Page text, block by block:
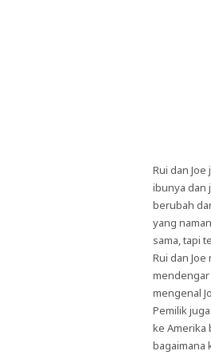
Rui dan
ibunya dan
berubah
yang
sama, tapi
Rui dan
mendengar
mengenal
Pemilik
ke Amerika
bagaimana